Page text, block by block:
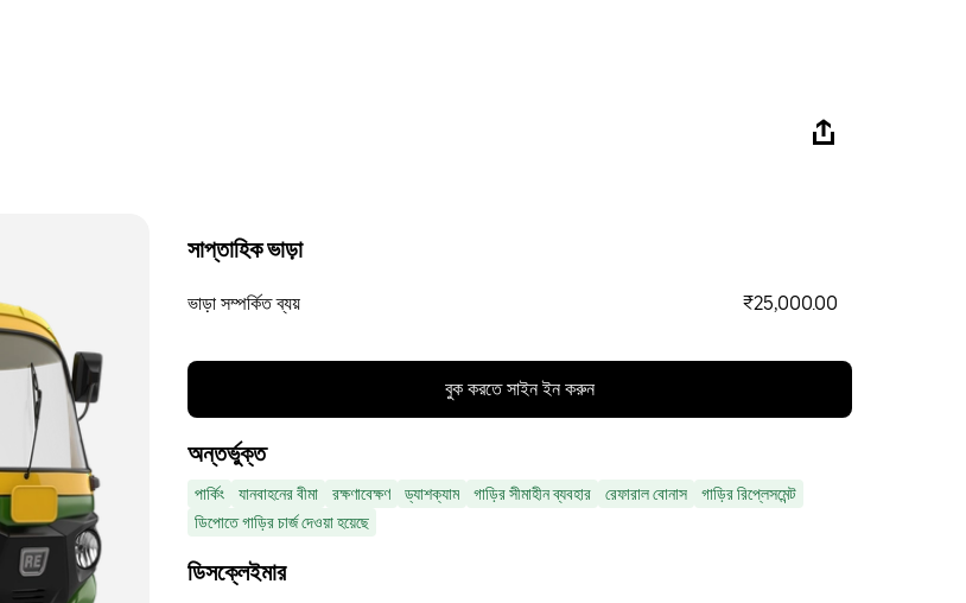
সাপ্তাহিক ভাড়া
ভাড়া সম্পর্কিত ব্যয় ₹25,000.00
বুক করতে সাইন ইন করুন
অন্তর্ভুক্ত
পার্কিং যানবাহনের বীমা রক্ষণাবেক্ষণ ড্যাশক্যাম গাড়ির সীমাহীন ব্যবহার রেফারাল বোনাস
গাড়ির রিপ্লেসমেন্ট
ডিপোতে গাড়ির চার্জ দেওয়া হয়েছে
ডিসক্লেইমার